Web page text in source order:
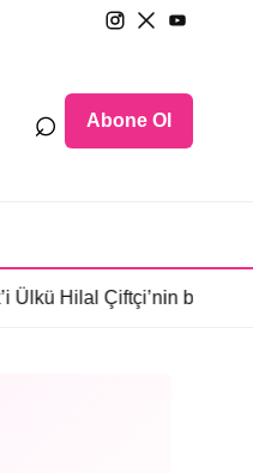
⌕ Abone Ol
Çiftçi’nin babası Ünal